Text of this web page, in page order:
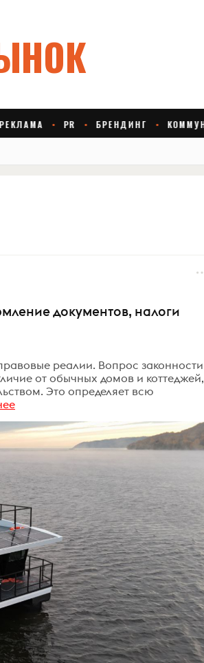
документов, налоги
реалии. Вопрос законности
от обычных домов и коттеджей,
Это определяет всю